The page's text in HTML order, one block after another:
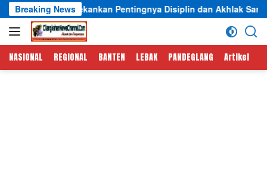
Langsung
ke
konten
Breaking News
Tekankan Pentingnya Disiplin dan Akhlak Santri
NASIONAL REGIONAL BANTEN LEBAK PANDEGLANG Artikel